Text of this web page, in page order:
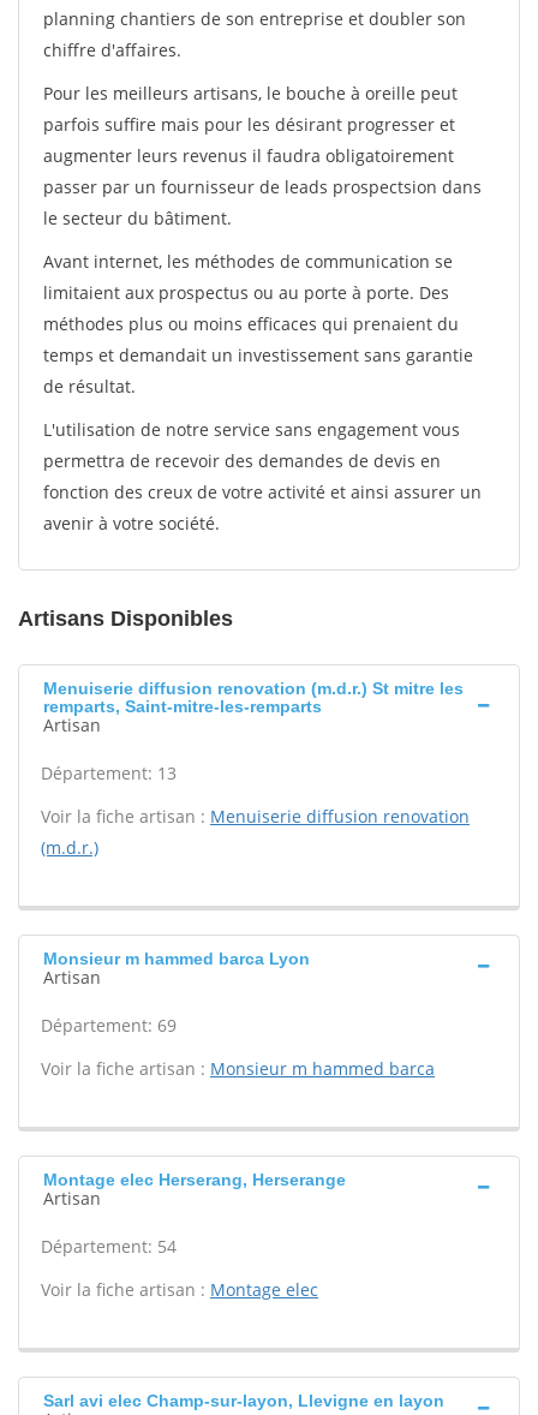
planning chantiers de son entreprise et doubler son
chiffre d'affaires.
Pour les meilleurs artisans, le bouche à oreille peut
parfois suffire mais pour les désirant progresser et
augmenter leurs revenus il faudra obligatoirement
passer par un fournisseur de leads prospectsion dans
le secteur du bâtiment.
Avant internet, les méthodes de communication se
limitaient aux prospectus ou au porte à porte. Des
méthodes plus ou moins efficaces qui prenaient du
temps et demandait un investissement sans garantie
de résultat.
L'utilisation de notre service sans engagement vous
permettra de recevoir des demandes de devis en
fonction des creux de votre activité et ainsi assurer un
avenir à votre société.
Artisans Disponibles
Menuiserie diffusion renovation (m.d.r.) St mitre les
remparts, Saint-mitre-les-remparts
Artisan
Département: 13
Voir la fiche artisan : Menuiserie diffusion renovation
(m.d.r.)
Monsieur m hammed barca Lyon
Artisan
Département: 69
Voir la fiche artisan : Monsieur m hammed barca
Montage elec Herserang, Herserange
Artisan
Département: 54
Voir la fiche artisan : Montage elec
Sarl avi elec Champ-sur-layon, Llevigne en layon